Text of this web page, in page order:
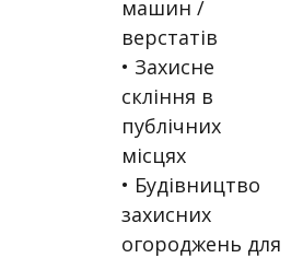
машин /
верстатів
• Захисне
скління в
публічних
місцях
• Будівництво
захисних
огороджень для